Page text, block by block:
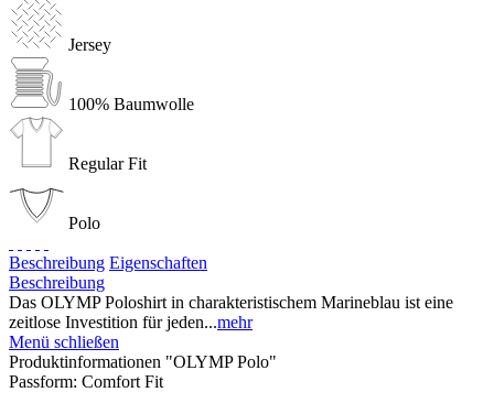
Jersey
100% Baumwolle
Regular Fit
Polo
Beschreibung Eigenschaften
Beschreibung
Das OLYMP Poloshirt in charakteristischem Marineblau ist eine
zeitlose Investition für jeden...mehr
Menü schließen
Produktinformationen "OLYMP Polo"
Passform: Comfort Fit